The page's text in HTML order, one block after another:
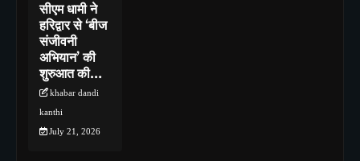
सीएम धामी ने
हरिद्वार से ‘बीज
संजीवनी
अभियान’ की
शुरुआत की…
khabar dandi
kanthi
July 21, 2026